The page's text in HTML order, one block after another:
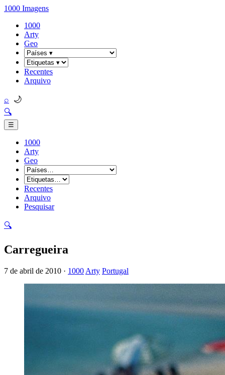
1000 Imagens
1000
Arty
Geo
Recentes
Arquivo
⌕ 🌙
🔍
☰
1000
Arty
Geo
Recentes
Arquivo
Pesquisar
🔍
Carregueira
7 de abril de 2010 · 1000 Arty Portugal